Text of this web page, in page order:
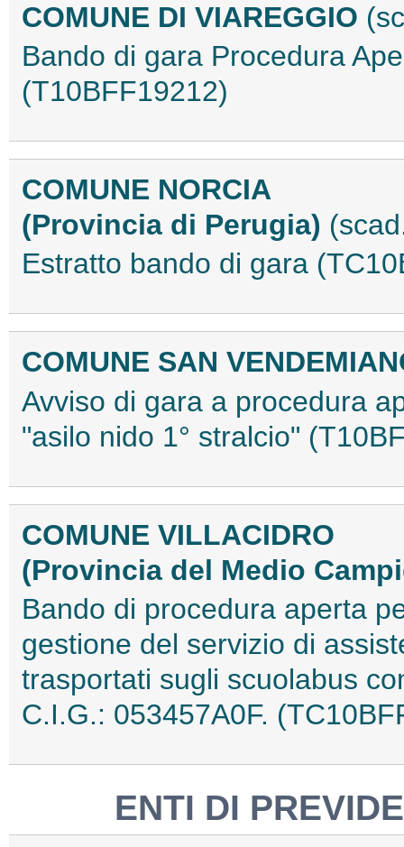
COMUNE DI VIAREGGIO
Bando di gara Procedura
(T10BFF19212)
COMUNE NORCIA
(Provincia di Perugia)
Estratto bando di gara
COMUNE SAN
Avviso di gara a procedura
"asilo nido 1° stralcio"
COMUNE VILLACIDRO
(Provincia del Medio
Bando di procedura aperta
gestione del servizio di
trasportati sugli scuolabus
C.I.G.: 053457A0F.
ENTI DI